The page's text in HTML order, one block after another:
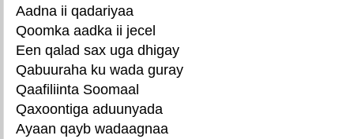
Aadna ii qadariyaa
Qoomka aadka ii jecel
Een qalad sax uga dhigay
Qabuuraha ku wada guray
Qaafiliinta Soomaal
Qaxoontiga aduunyada
Ayaan qayb wadaagnaa